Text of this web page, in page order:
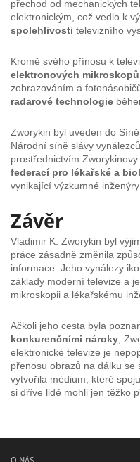
přechod od mechanických
elektronickým, což vedlo k
spolehlivosti televizního
Kromě svého přínosu k
elektronových mikroskopů
zobrazováním a
radarové technologie
Zworykin byl uveden do
Národní síně slávy
prostřednictvím
federací pro lékařské a
vynikající výzkumné
Závěr
Vladimir K. Zworykin byl
práce zásadně změnila
informace. Jeho vynálezy
základy moderní televize a
mikroskopii a lékařskému
Ačkoli jeho cesta byla
konkurenčními nároky ,
elektronické televize je
přenosu obrazů na dálku se
vytvořila médium, které
si dříve lidé mohli jen těžko